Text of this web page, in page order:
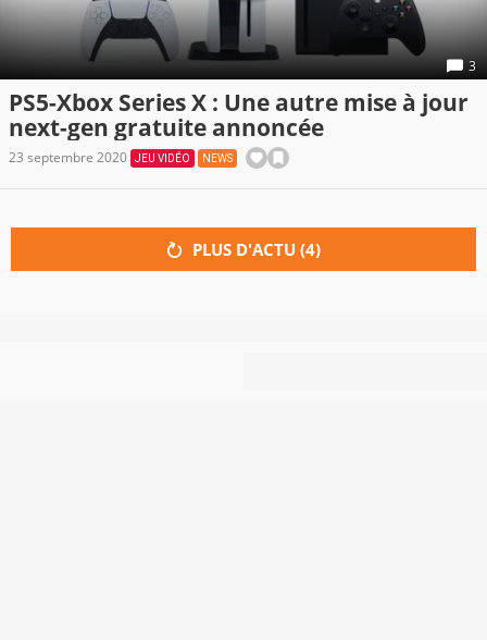
3
PS5-Xbox Series X : Une autre mise à jour
next-gen gratuite annoncée
23 septembre 2020 JEU VIDÉO NEWS
PLUS D'ACTU (4)